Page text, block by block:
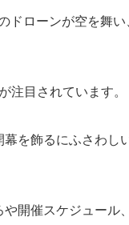
ドローンが空を舞
注目されています。
を飾るにふさわし
開催スケジュール